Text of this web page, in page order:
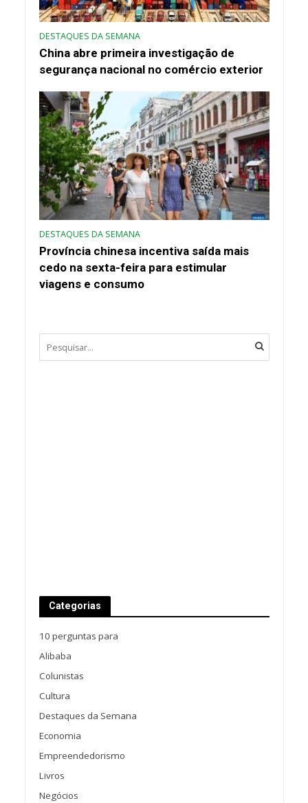
DESTAQUES DA SEMANA
China abre primeira investigação de
segurança nacional no comércio exterior
DESTAQUES DA SEMANA
Província chinesa incentiva saída mais
cedo na sexta-feira para estimular
viagens e consumo
Categorias
10 perguntas para
Alibaba
Colunistas
Cultura
Destaques da Semana
Economia
Empreendedorismo
Livros
Negócios